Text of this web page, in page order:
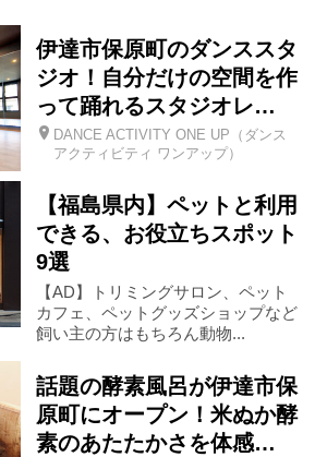
会津エリア
浜通りエリア 伊達市
いわき市 双葉町
桑折町 三春町
天栄村
浪江町 本宮市
伊達市保原町のダンススタ
ジオ！自分だけの空間を作
って踊れるスタジオレ…
DANCE ACTIVITY ONE UP（ダンス
アクティビティ ワンアップ）
【福島県内】ペットと利用
できる、お役立ちスポット
9選
【AD】トリミングサロン、ペット
カフェ、ペットグッズショップなど
飼い主の方はもちろん動物...
話題の酵素風呂が伊達市保
原町にオープン！米ぬか酵
素のあたたかさを体感…